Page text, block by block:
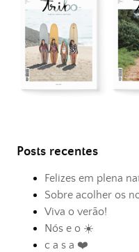
Posts recentes
Felizes em plena
Sobre acolher os
Viva o verão!
Nós e o ☀️
c a s a ❤️